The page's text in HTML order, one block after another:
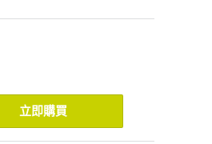
立即購買